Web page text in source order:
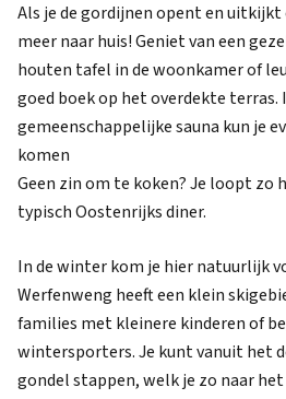
Als je de gordijnen opent en
meer naar huis! Geniet van een
houten tafel in de woonkamer of
goed boek op het overdekte terras.
gemeenschappelijke sauna kun je
komen
Geen zin om te koken? Je loopt zo
typisch Oostenrijks diner.
In de winter kom je hier natuurlijk
Werfenweng heeft een klein
families met kleinere kinderen of
wintersporters. Je kunt vanuit het
gondel stappen, welk je zo naar